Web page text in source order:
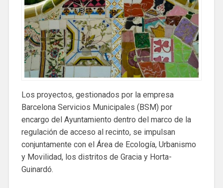
Los proyectos, gestionados por la empresa
Barcelona Servicios Municipales (BSM) por
encargo del Ayuntamiento dentro del marco de la
regulación de acceso al recinto, se impulsan
conjuntamente con el Área de Ecología, Urbanismo
y Movilidad, los distritos de Gracia y Horta-
Guinardó.